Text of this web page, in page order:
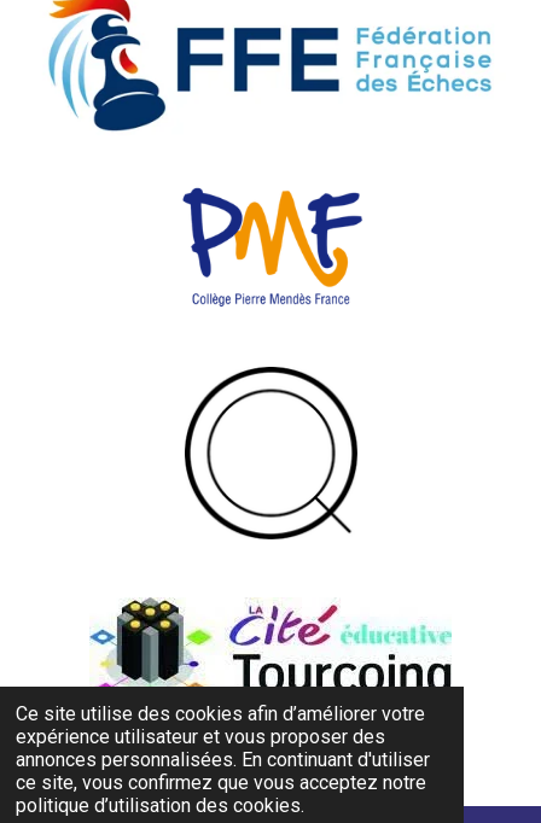
Ce site utilise des cookies afin d’améliorer votre
expérience utilisateur et vous proposer des
annonces personnalisées. En continuant d'utiliser
ce site, vous confirmez que vous acceptez notre
politique d’utilisation des cookies.
© 2023 - 2025 TEC